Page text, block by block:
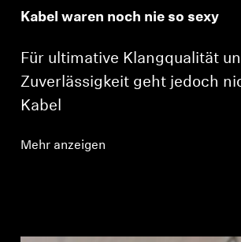
Kabel waren noch nie so sexy
Für ultimative Klangqualität
Zuverlässigkeit geht jedoch
Kabel
Mehr anzeigen